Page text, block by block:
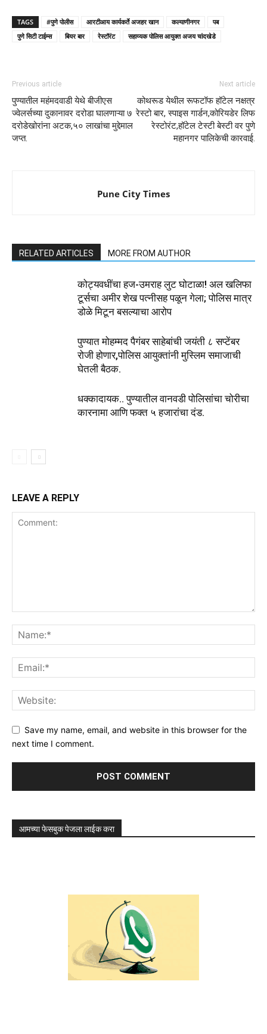
TAGS #पुणे पोलीस आरटीआय कार्यकर्ते अजहर खान कल्याणीनगर
पब
पुणे सिटी टाईम्स
बियर बार रेस्टॉरंट सहाय्यक पोलिस आयुक्त अजय चांदखेडे
Previous article
पुण्यातील महंमदवाडी येथे बीजीएस
ज्वेलर्सच्या दुकानावर दरोडा घालणाऱ्या ७
दरोडेखोरांना अटक,५० लाखांचा मुद्देमाल
जप्त.
Next article
कोथरूड येथील रूफटॉफ हॉटेल नक्षत्र
रेस्टो बार, स्पाइस गार्डन,कोरियडेर लिफ
रेस्टोरंट,हॉटेल टेस्टी बेस्टी वर पुणे
महानगर पालिकेची कारवाई.
Pune City Times
RELATED ARTICLES MORE FROM AUTHOR
कोट्यवधींचा हज-उमराह लुट घोटाळा! अल खलिफा
टूर्सचा अमीर शेख पत्नीसह पळून गेला; पोलिस मात्र
डोळे मिटून बसल्याचा आरोप
पुण्यात मोहम्मद पैगंबर साहेबांची जयंती ८ सप्टेंबर
रोजी होणार,पोलिस आयुक्तांनी मुस्लिम समाजाची
घेतली बैठक.
धक्कादायक.. पुण्यातील वानवडी पोलिसांचा चोरीचा
कारनामा आणि फक्त ५ हजारांचा दंड.
LEAVE A REPLY
Save my name, email, and website in this browser for the
next time I comment.
आमच्या फेसबुक पेजला लाईक करा